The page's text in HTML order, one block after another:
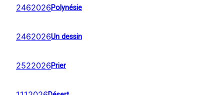
2462026Polynésie
2462026Un dessin
2522026Prier